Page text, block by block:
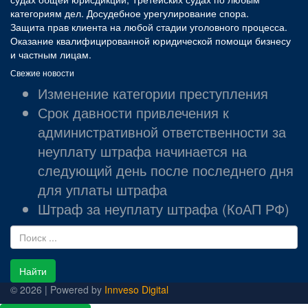
категориям дел. Досудебное урегулирование спора.
Защита прав клиента на любой стадии уголовного процесса.
Оказание квалифицированной юридической помощи бизнесу
и частным лицам.
Свежие новости
Изменение категории преступления
Срок давности привлечения к
административной ответственности за
неуплату штрафа начинается на
следующий день после последнего дня
для уплаты штрафа
Штраф за неуплату штрафа (КоАП РФ)
Найти
© 2026 | Powered by Innveso Digital